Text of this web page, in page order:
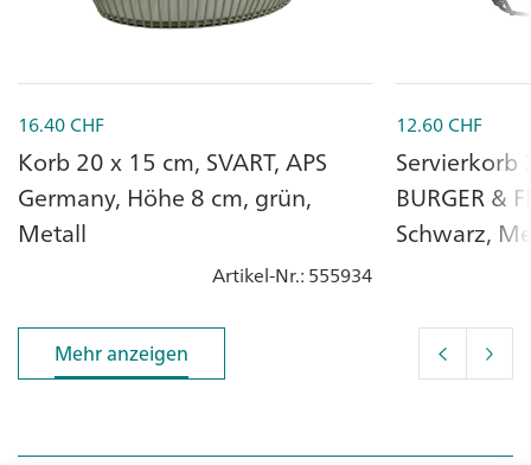
16.40CHF
Korb 20 x 15 cm, SVART, APS
Germany, Höhe 8 cm, grün,
Metall
Artikel-Nr.: 555934
12.60CHF
Servierkorb
BURGER &
Schwarz,
Mehr anzeigen
Mehr anzeigen